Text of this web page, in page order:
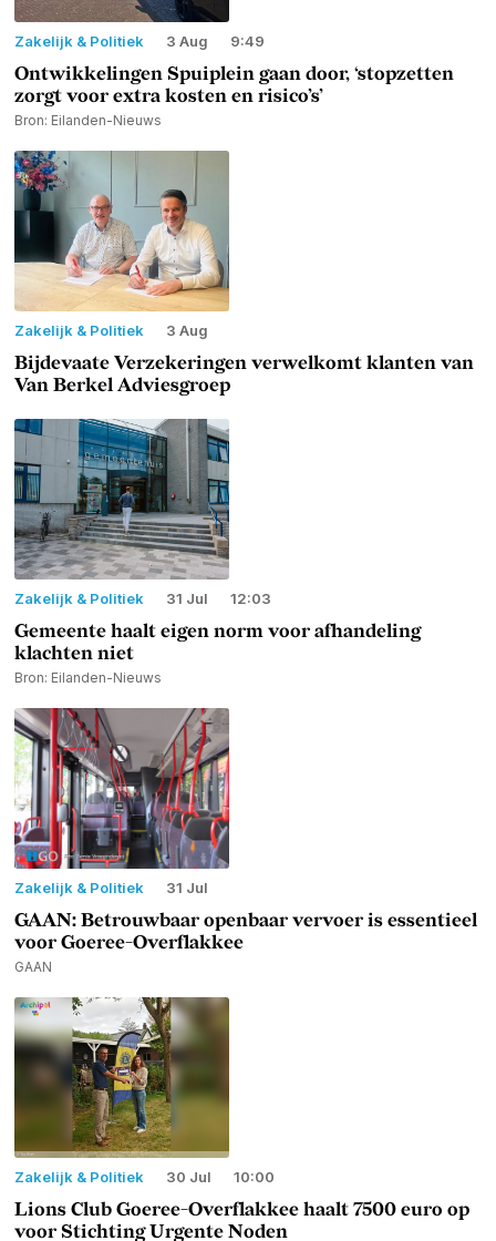
Zakelijk & Politiek 3 Aug 9:49
Ontwikkelingen Spuiplein gaan door, ‘stopzetten
zorgt voor extra kosten en risico’s’
Bron: Eilanden-Nieuws
Zakelijk & Politiek 3 Aug
Bijdevaate Verzekeringen verwelkomt klanten van
Van Berkel Adviesgroep
Zakelijk & Politiek 31 Jul 12:03
Gemeente haalt eigen norm voor afhandeling
klachten niet
Bron: Eilanden-Nieuws
Zakelijk & Politiek 31 Jul
GAAN: Betrouwbaar openbaar vervoer is essentieel
voor Goeree-Overflakkee
GAAN
Zakelijk & Politiek 30 Jul 10:00
Lions Club Goeree-Overflakkee haalt 7500 euro op
voor Stichting Urgente Noden